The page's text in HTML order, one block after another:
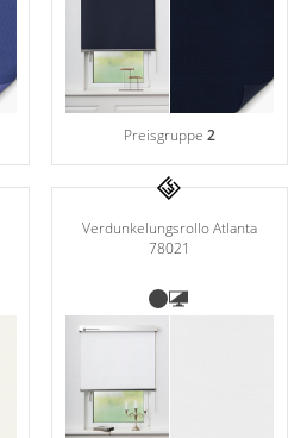
Preisgruppe 2
Verdunkelungsrollo Atlanta
78021